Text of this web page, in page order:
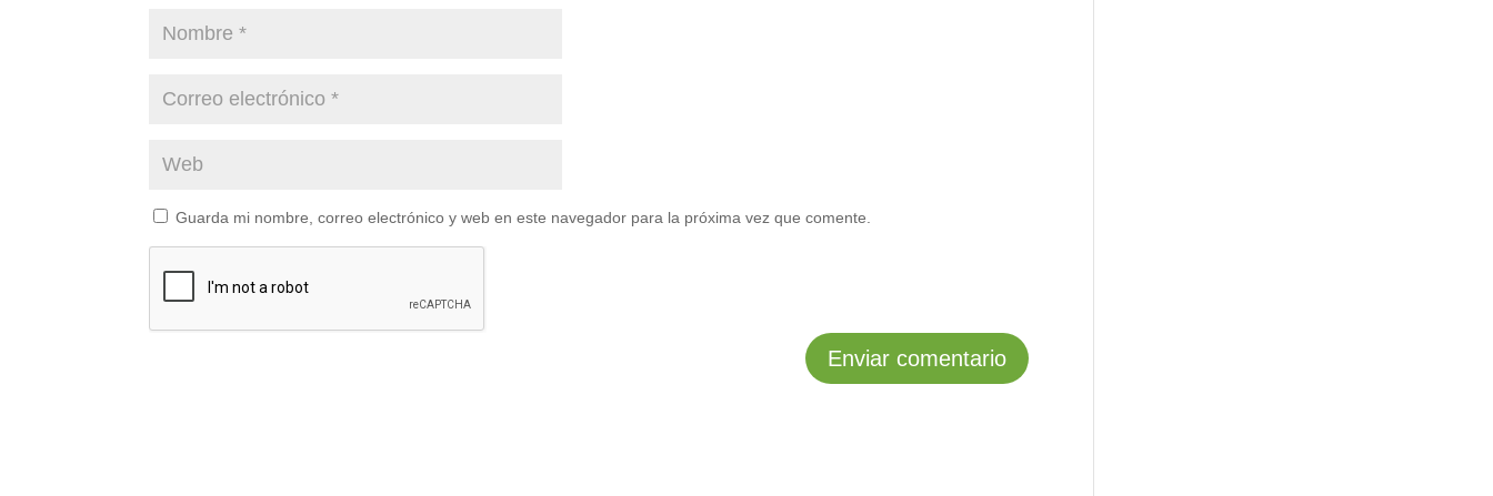
Guarda mi nombre, correo electrónico y web en este navegador para la próxima vez que comente.